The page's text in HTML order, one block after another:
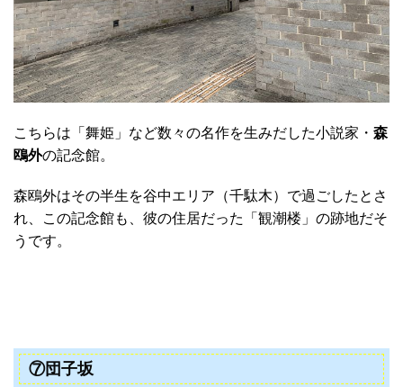
こちらは「舞姫」など数々の名作を生みだした小説家・ 森
鴎外の記念館。
森鴎外はその半生を谷中エリア（千駄木）で過ごしたとさ
れ、この記念館も、彼の住居だった「観潮楼」の跡地だそ
うです。
⑦団子坂